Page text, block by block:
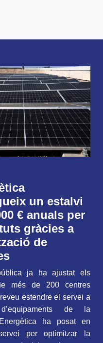
un estalvi
€ anuals per
gràcies a
de
ja ha ajustat els
més de 200 centres
estendre el servei a
de la
ha posat en
per optimitzar la